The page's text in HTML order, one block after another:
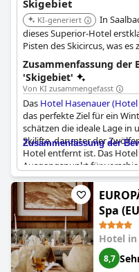
Skigebiet
KI-generiert
In
dieses Superior-Hotel
Pisten des Skicircus, was
macht, die sofortigen
Zusammenfassung der
'Skigebiet'
Von KI zusammengefasst
Das Hotel Hasenauer
das perfekte Ziel für ein
schätzen die ideale Lage
Skilifte, darunter der
Hotel entfernt ist. Das
Ausgangspunkt für
Joker Card, die die Gäste
und anderen
großes Plus für viele
einfachen Zugang zu den
auch einen praktischen
Skiausrüstung bequem
berichten die Gäste, dass
für Ski- und Snowboardfans
Zusammenfassung der
Spa
Gastein)
Hotel in
8,7